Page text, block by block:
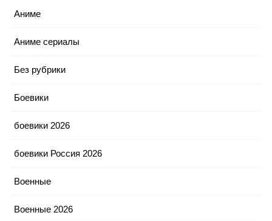
Аниме
Аниме сериалы
Без рубрики
Боевики
боевики 2026
боевики Россия 2026
Военные
Военные 2026